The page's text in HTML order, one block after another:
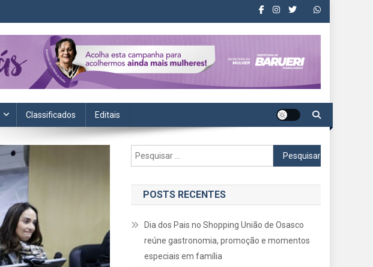
e cotidiano.
Classificados Editais
Pesquisar
por:
POSTS RECENTES
Dia dos Pais no Shopping União de Osasco
reúne gastronomia, promoção e momentos
especiais em família